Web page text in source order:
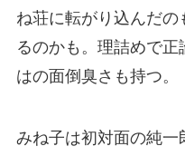
ね荘に転がり込んだ
るのかも。理詰めで
はの面倒臭さも持つ。
みね子は初対面の純